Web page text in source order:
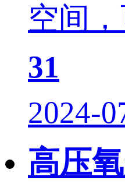
空间
31
2024-
高压